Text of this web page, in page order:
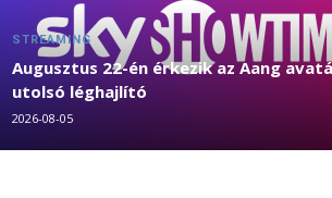
STREAMING
Augusztus 22-én érkezik az Aang
utolsó léghajlító
2026-08-05